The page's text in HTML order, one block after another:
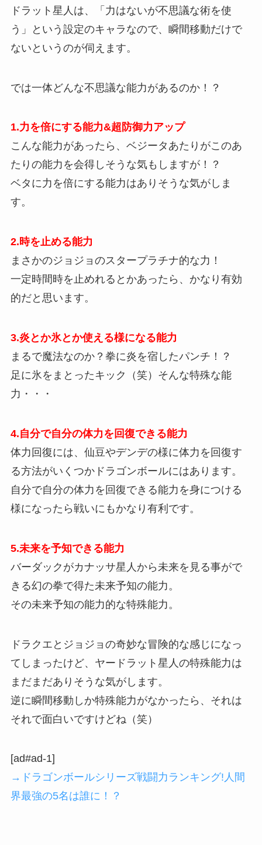
ドラット星人は、「力はないが不思議な術を使
う」という設定のキャラなので、瞬間移動だけで
ないというのが伺えます。
では一体どんな不思議な能力があるのか！？
1.力を倍にする能力&超防御力アップ
こんな能力があったら、ベジータあたりがこのあ
たりの能力を会得しそうな気もしますが！？
ベタに力を倍にする能力はありそうな気がしま
す。
2.時を止める能力
まさかのジョジョのスタープラチナ的な力！
一定時間時を止めれるとかあったら、かなり有効
的だと思います。
3.炎とか氷とか使える様になる能力
まるで魔法なのか？拳に炎を宿したパンチ！？
足に氷をまとったキック（笑）そんな特殊な能
力・・・
4.自分で自分の体力を回復できる能力
体力回復には、仙豆やデンデの様に体力を回復す
る方法がいくつかドラゴンボールにはあります。
自分で自分の体力を回復できる能力を身につける
様になったら戦いにもかなり有利です。
5.未来を予知できる能力
バーダックがカナッサ星人から未来を見る事がで
きる幻の拳で得た未来予知の能力。
その未来予知の能力的な特殊能力。
ドラクエとジョジョの奇妙な冒険的な感じになっ
てしまったけど、ヤードラット星人の特殊能力は
まだまだありそうな気がします。
逆に瞬間移動しか特殊能力がなかったら、それは
それで面白いですけどね（笑）
[ad#ad-1]
→ドラゴンボールシリーズ戦闘力ランキング!人間
界最強の5名は誰に！？